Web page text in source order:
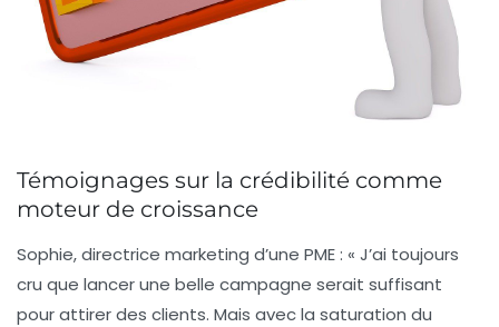
Témoignages sur la crédibilité comme
moteur de croissance
Sophie, directrice marketing d’une PME : « J’ai toujours
cru que lancer une belle campagne serait suffisant
pour attirer des clients. Mais avec la saturation du